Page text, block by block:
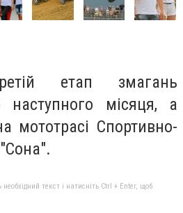
етап змагань
наступного місяця, а
мототрасі Спортивно-
текст і натисніть Ctrl + Enter, щоб